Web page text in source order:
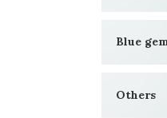
Blue
Others